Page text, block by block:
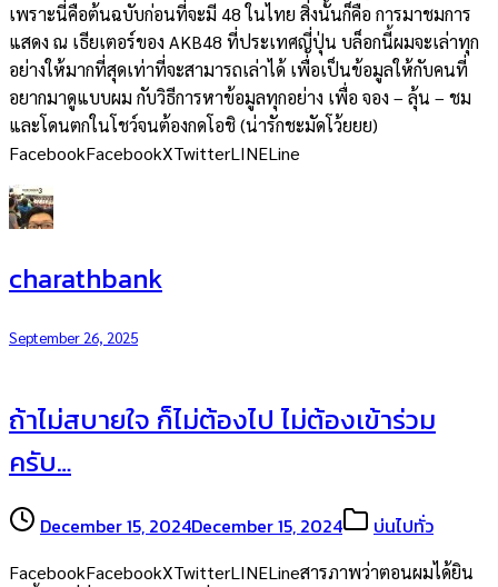
เพราะนี่คือต้นฉบับก่อนที่จะมี 48 ในไทย สิ่งนั้นก็คือ การมาชมการ
แสดง ณ เธียเตอร์ของ AKB48 ที่ประเทศญี่ปุ่น บล็อกนี้ผมจะเล่าทุก
อย่างให้มากที่สุดเท่าที่จะสามารถเล่าได้ เพื่อเป็นข้อมูลให้กับคนที่
อยากมาดูแบบผม กับวิธีการหาข้อมูลทุกอย่าง เพื่อ จอง – ลุ้น – ชม
และโดนตกในโชว์จนต้องกดโอชิ (น่ารักชะมัดโว้ยยย)
FacebookFacebookXTwitterLINELine
charathbank
September 26, 2025
ถ้าไม่สบายใจ ก็ไม่ต้องไป ไม่ต้องเข้าร่วม
ครับ…
December 15, 2024December 15, 2024 บ่นไปทั่ว
FacebookFacebookXTwitterLINELineสารภาพว่าตอนผมได้ยิน